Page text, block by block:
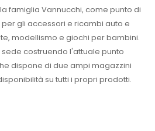
famiglia Vannucchi, come punto di
gli accessori e ricambi auto e
modellismo e giochi per bambini.
sede costruendo l'attuale punto
dispone di due ampi magazzini
su tutti i propri prodotti.